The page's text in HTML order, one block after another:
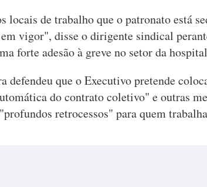
locais de trabalho que o patronato está
vigor", disse o dirigente sindical
forte adesão à greve no setor da
defendeu que o Executivo pretende
do contrato coletivo" e outras
retrocessos" para quem